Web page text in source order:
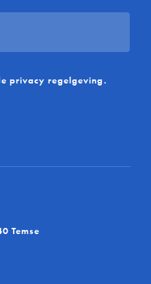
privacy regelgeving.
Temse